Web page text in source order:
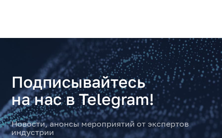
Подписывайтесь
на нас в Telegram!
Новости, анонсы мероприятий от экспертов
индустрии